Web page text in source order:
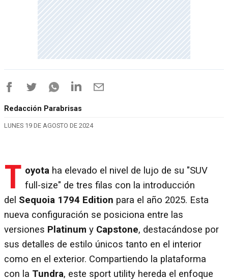
Redacción Parabrisas
LUNES 19 DE AGOSTO DE 2024
T oyota ha elevado el nivel de lujo de su "SUV
full-size" de tres filas con la introducción
del Sequoia 1794 Edition para el año 2025. Esta
nueva configuración se posiciona entre las
versiones Platinum y Capstone, destacándose por
sus detalles de estilo únicos tanto en el interior
como en el exterior. Compartiendo la plataforma
con la Tundra, este sport utility hereda el enfoque